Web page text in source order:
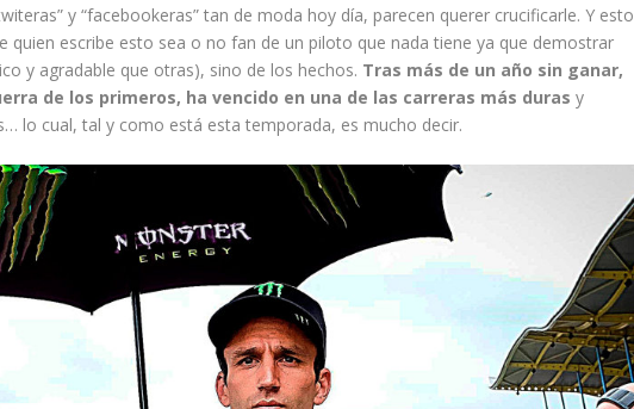
y “facebookeras” tan de moda hoy día, parecen querer crucificarle. Y esto
quien escribe esto sea o no fan de un piloto que nada tiene ya que demostrar
y agradable que otras), sino de los hechos. Tras más de un año sin ganar,
de los primeros, ha vencido en una de las carreras más duras y
lo cual, tal y como está esta temporada, es mucho decir.